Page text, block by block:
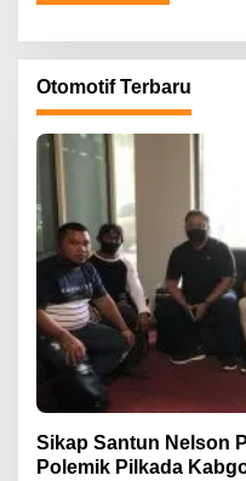
Otomotif Terbaru
Sikap Santun Nelson
Polemik Pilkada